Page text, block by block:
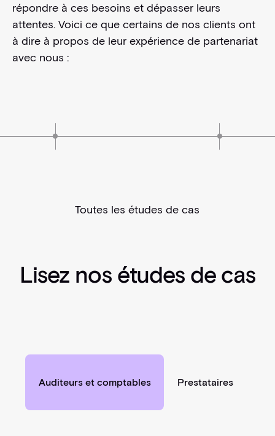
répondre à ces besoins et dépasser leurs
attentes. Voici ce que certains de nos clients ont
à dire à propos de leur expérience de partenariat
avec nous :
Toutes les études de cas
Lisez nos études de cas
Auditeurs et comptables Prestataires